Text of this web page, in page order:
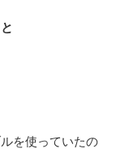
を使っていたの